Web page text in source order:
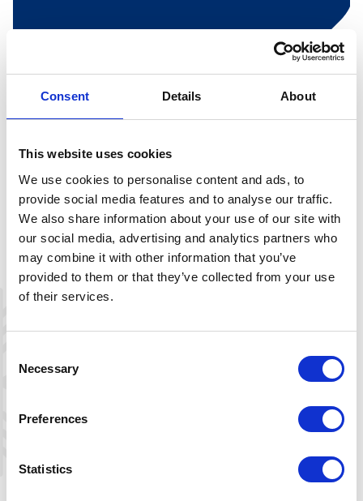
Consent Details About
This website uses cookies
We use cookies to personalise content and ads, to
provide social media features and to analyse our traffic.
We also share information about your use of our site with
our social media, advertising and analytics partners who
may combine it with other information that you’ve
provided to them or that they’ve collected from your use
of their services.
Selection
Necessary
Preferences
Statistics
+
contributors
Veibeskrivelse